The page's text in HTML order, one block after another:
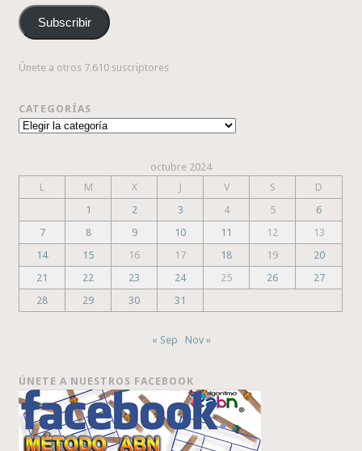
correo
electrónico
Subscribir
Únete a otros 7.610 suscriptores
CATEGORÍAS
Categorías
octubre 2024
L
M X J V S
D
1
2 3 4 5
6
7
8 9 10 11 12
13
14
15 16 17 18 19
20
21
22 23 24 25 26
27
28
29 30 31
« Sep Nov »
ÚNETE A NUESTROS FACEBOOK